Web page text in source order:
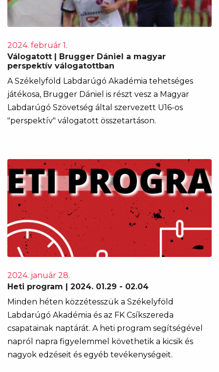
2024. február 1.
Válogatott | Brugger Dániel a magyar
perspektív válogatottban
A Székelyföld Labdarúgó Akadémia tehetséges
játékosa, Brugger Dániel is részt vesz a Magyar
Labdarúgó Szövetség által szervezett U16-os
"perspektív" válogatott összetartáson.
2024. január 28.
Heti program | 2024. 01.29 - 02.04
Minden héten közzétesszük a Székelyföld
Labdarúgó Akadémia és az FK Csíkszereda
csapatainak naptárát. A heti program segítségével
napról napra figyelemmel követhetik a kicsik és
nagyok edzéseit és egyéb tevékenységeit.